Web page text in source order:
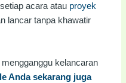
acara atau proyek
lancar tanpa khawatir
kelancaran
Anda sekarang juga